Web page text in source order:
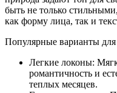
быть не только
как форму лица, так и
Популярные варианты для
Легкие локоны:
романтичность и
теплых месяцев.